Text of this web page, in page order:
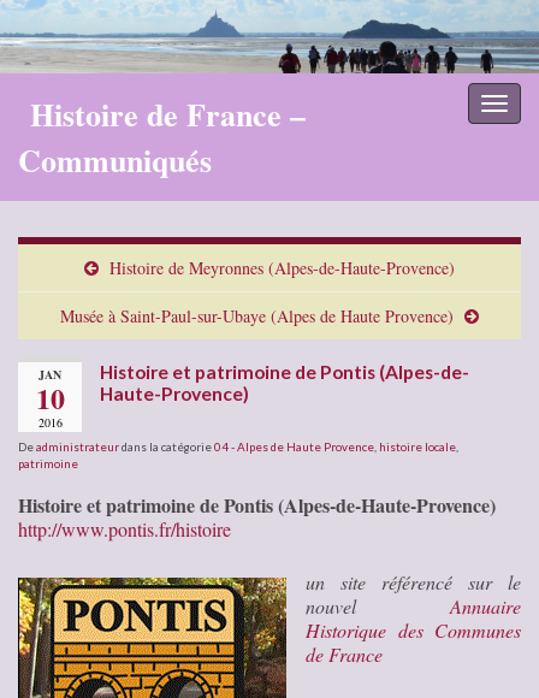
Histoire de France –
Communiqués
Histoire de Meyronnes (Alpes-de-Haute-Provence)
Musée à Saint-Paul-sur-Ubaye (Alpes de Haute Provence)
JAN
10
2016
Histoire et patrimoine de Pontis (Alpes-de-
Haute-Provence)
Deadministrateurdans la catégorie04 - Alpes de Haute Provence histoire locale
patrimoine
Histoire et patrimoine de Pontis (Alpes-de-Haute-Provence)
http://www.pontis.fr/histoire
un site référencé sur le
nouvel Annuaire
Historique des Communes
de France